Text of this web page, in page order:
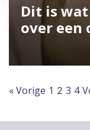
Dit is
over een
« Vorige 1 2 3 4